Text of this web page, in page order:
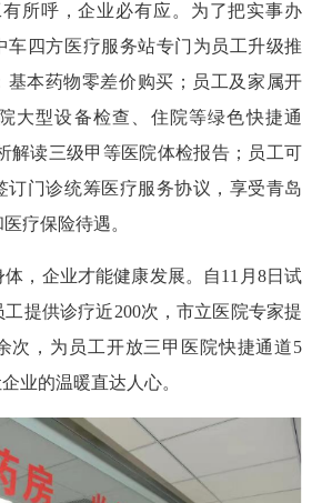
所呼，企业必有应。为了把实事办
车四方医疗服务站专门为员工升级推
基本药物零差价购买；员工及家属开
大型设备检查、住院等绿色快捷通
解读三级甲等医院体检报告；员工可
订门诊统筹医疗服务协议，享受青岛
疗保险待遇。
体，企业才能健康发展。自11月8日试
提供诊疗近200次，市立医院专家提
次，为员工开放三甲医院快捷通道5
业的温暖直达人心。